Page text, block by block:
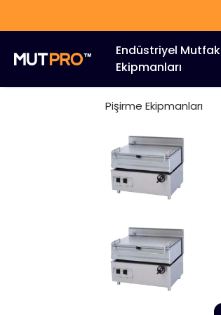
Endüstriyel Mutfak
Ekipmanları
Pişirme Ekipmanları